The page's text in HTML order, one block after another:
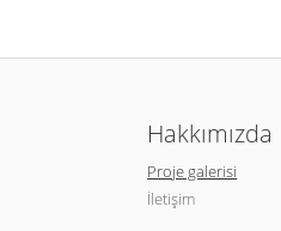
Hakkımızda
Proje galerisi
İletişim